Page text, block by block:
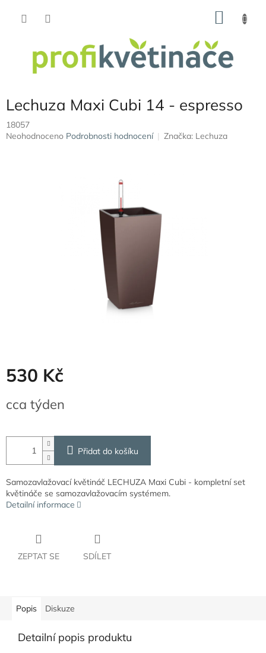
Lechuza Maxi Cubi 14 - espresso
18057
Průměrné
Neohodnoceno Podrobnosti hodnocení Značka: Lechuza
530 Kč
cena:
cca týden
Přidat do košíku
Samozavlažovací květináč LECHUZA Maxi Cubi - kompletní set
květináče se samozavlažovacím systémem.
Detailní informace
ZEPTAT SE SDÍLET
Popis Diskuze
Detailní popis produktu